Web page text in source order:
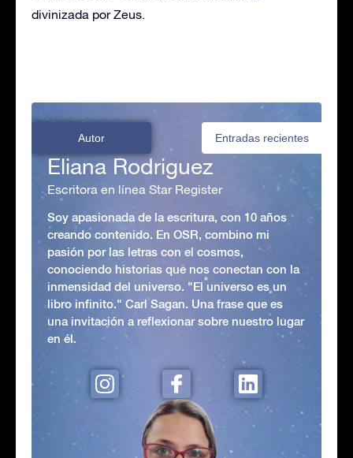
divinizada por Zeus.
Autor Entradas recientes
Eliana Rodriguez
Escritora en línea Star Register
Soy apasionada de la escritura, con 10 años
creando contenido. En OSR, combino mi
pasión por las letras con el cosmos,
conociendo historias que nos conectan con la
inmensidad del universo. "El universo es un
libro infinito." Carl Sagan. Una frase que es
una invitación a reflexionar sobre nuestro lugar
en él.